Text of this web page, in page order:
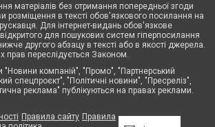
матеріалів без отримання попередньої згоди
розміщення в тексті обов'язкового посилання на
Для інтернет-видань обов'язкове
для пошукових систем гіперпосилання
другого абзацу в тексті або в якості джерела.
прав переслідується Законом.
"Новини компаній", "Промо", "Партнерський
спецпроєкт", "Політичні новини", "Пресреліз",
реклама" публікуються на правах реклами.
Правила сайту Правила